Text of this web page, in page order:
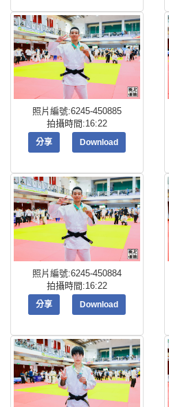
照片編號:6245-450885
拍攝時間:16:22
分享 Download
照片編號:6245-450884
拍攝時間:16:22
分享 Download